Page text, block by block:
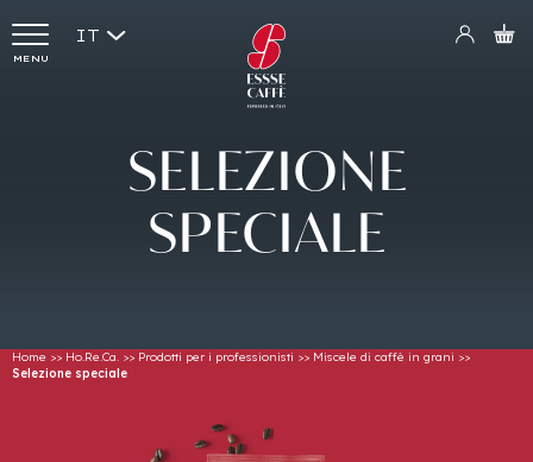
MENU
IT
SELEZIONE
SPECIALE
Home >> Ho.Re.Ca. >> Prodotti per i professionisti >> Miscele di caffè in grani >>
Selezione speciale